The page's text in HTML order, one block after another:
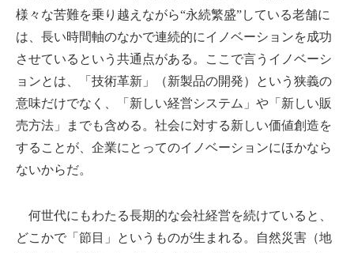
様々な苦難を乗り越えながら“永続繁盛”している老舗に
は、長い時間軸のなかで連続的にイノベーションを成功
させているという共通点がある。ここで言うイノベーシ
ョンとは、「技術革新」（新製品の開発）という狭義の
意味だけでなく、「新しい経営システム」や「新しい販
売方法」までも含める。社会に対する新しい価値創造を
することが、企業にとってのイノベーションにほかなら
ないからだ。
何世代にもわたる長期的な会社経営を続けていると、
どこかで「節目」というものが生まれる。自然災害（地